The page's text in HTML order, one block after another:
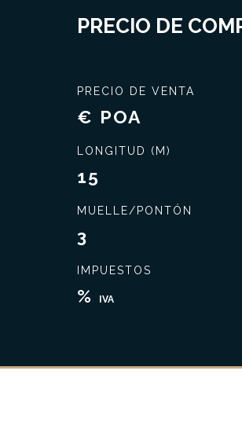
PRECIO DE
PRECIO DE VENTA
€ POA
LONGITUD (M)
15
MUELLE/PONTÓN
3
IMPUESTOS
% IVA